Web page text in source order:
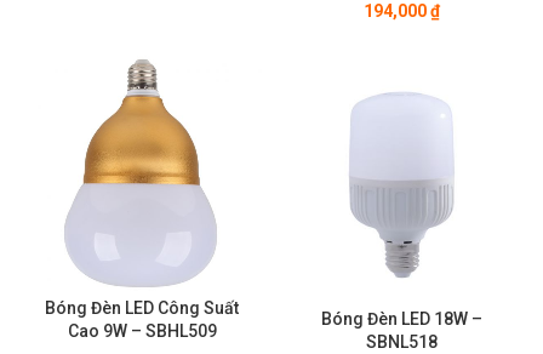
194,000₫
Bóng Đèn LED Công Suất
Cao 9W – SBHL509
Bóng Đèn LED 18W –
SBNL518